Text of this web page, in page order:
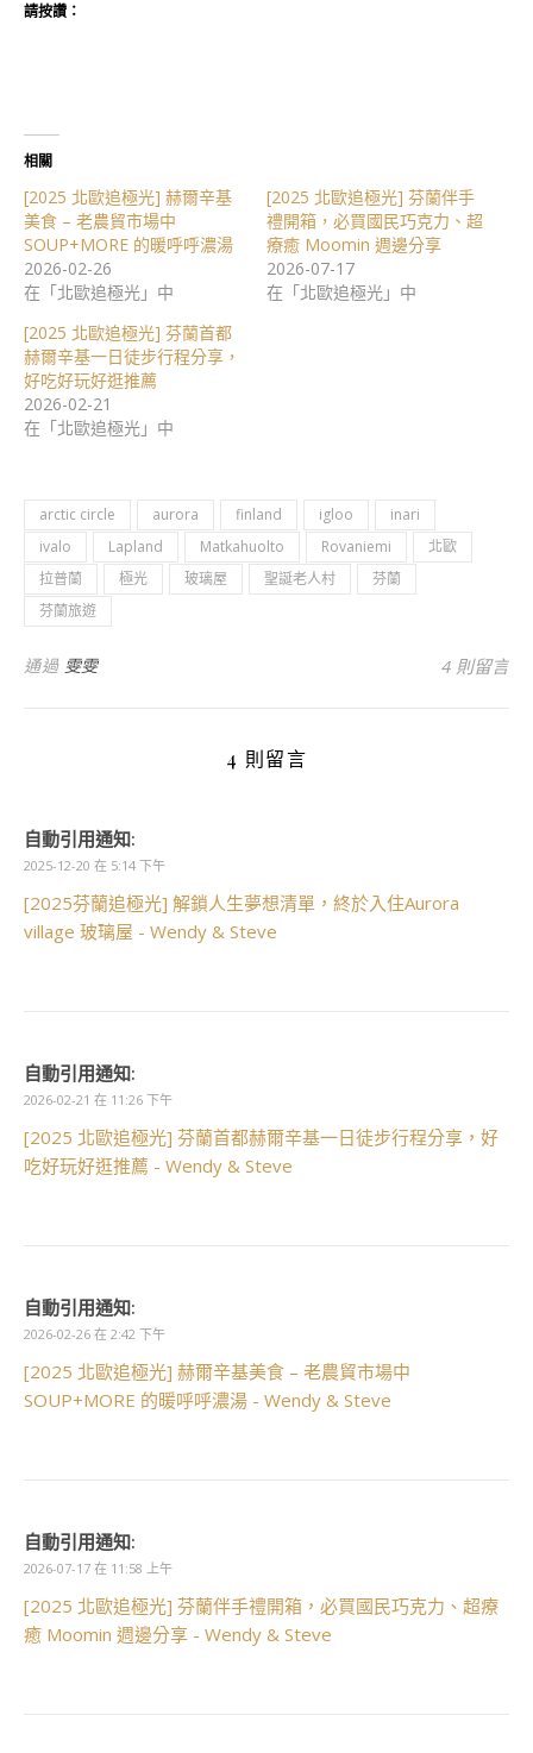
請按讚：
相關
[2025 北歐追極光] 赫爾辛基
美食 – 老農貿市場中
SOUP+MORE 的暖呼呼濃湯
2026-02-26
在「北歐追極光」中
[2025 北歐追極光] 芬蘭伴手
禮開箱，必買國民巧克力、超
療癒 Moomin 週邊分享
2026-07-17
在「北歐追極光」中
[2025 北歐追極光] 芬蘭首都
赫爾辛基一日徒步行程分享，
好吃好玩好逛推薦
2026-02-21
在「北歐追極光」中
arctic circle aurora finland igloo
inari
ivalo
Lapland Matkahuolto Rovaniemi
北歐
拉普蘭
極光 玻璃屋 聖誕老人村
芬蘭
芬蘭旅遊
通過 雯雯 4 則留言
4 則留言
自動引用通知:
2025-12-20 在 5:14 下午
[2025芬蘭追極光] 解鎖人生夢想清單，終於入住Aurora
village 玻璃屋 - Wendy & Steve
自動引用通知:
2026-02-21 在 11:26 下午
[2025 北歐追極光] 芬蘭首都赫爾辛基一日徒步行程分享，好
吃好玩好逛推薦 - Wendy & Steve
自動引用通知:
2026-02-26 在 2:42 下午
[2025 北歐追極光] 赫爾辛基美食 – 老農貿市場中
SOUP+MORE 的暖呼呼濃湯 - Wendy & Steve
自動引用通知:
2026-07-17 在 11:58 上午
[2025 北歐追極光] 芬蘭伴手禮開箱，必買國民巧克力、超療
癒 Moomin 週邊分享 - Wendy & Steve